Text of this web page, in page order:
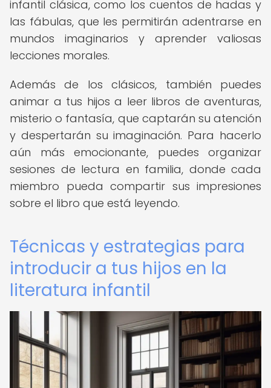
infantil clásica, como los cuentos de hadas y
las fábulas, que les permitirán adentrarse en
mundos imaginarios y aprender valiosas
lecciones morales.
Además de los clásicos, también puedes
animar a tus hijos a leer libros de aventuras,
misterio o fantasía, que captarán su atención
y despertarán su imaginación. Para hacerlo
aún más emocionante, puedes organizar
sesiones de lectura en familia, donde cada
miembro pueda compartir sus impresiones
sobre el libro que está leyendo.
Técnicas y estrategias para
introducir a tus hijos en la
literatura infantil